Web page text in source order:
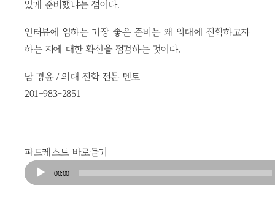
있게 준비했냐는 점이다.
인터뷰에 임하는 가장 좋은 준비는 왜 의대에 진학하고자
하는 지에 대한 확신을 점검하는 것이다.
남 경윤 / 의대 진학 전문 멘토
201-983-2851
파드케스트 바로듣기
Audio
Player
00:00